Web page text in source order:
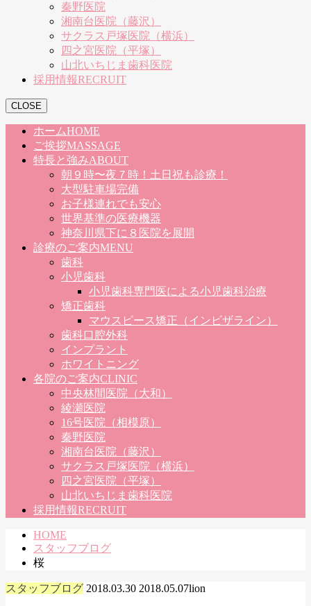
秦野医院
湘南台医院（藤沢）
サクラス戸塚医院（横浜）
四之宮医院（平塚）
山北いちじま歯科医院
採用情報RECRUIT
CLOSE
ホームHOME
ご挨拶MASSAGE
特長と強みABOUT
朝９時〜夜７時！土日祝も診療！
大型駐車場完備
お子様連れでも安心
世界基準の医療機器
神奈川県下に８医院を展開
診療のご案内MENU
歯科
小児歯科
小児歯科専門医による小児歯科治療
矯正歯科
マウスピース矯正（インビザライン）
歯科口腔外科
インプラント
ホワイトニング
各院のご案内CLINIC
中央林間医院（大和）
綾瀬医院
16号医院（相模原）
秦野医院
湘南台医院（藤沢）
サクラス戸塚医院（横浜）
四之宮医院（平塚）
山北いちじま歯科医院
採用情報RECRUIT
HOME
スタッフブログ
桜
スタッフブログ 2018.03.30 2018.05.07lion